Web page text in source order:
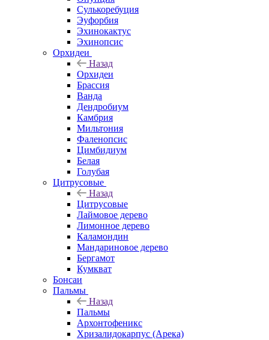
Сулькоребуция
Эуфорбия
Эхинокактус
Эхинопсис
Орхидеи
Назад
Орхидеи
Брассия
Ванда
Дендробиум
Камбрия
Мильтония
Фаленопсис
Цимбидиум
Белая
Голубая
Цитрусовые
Назад
Цитрусовые
Лаймовое дерево
Лимонное дерево
Каламондин
Мандариновое дерево
Бергамот
Кумкват
Бонсаи
Пальмы
Назад
Пальмы
Архонтофеникс
Хризалидокарпус (Арека)